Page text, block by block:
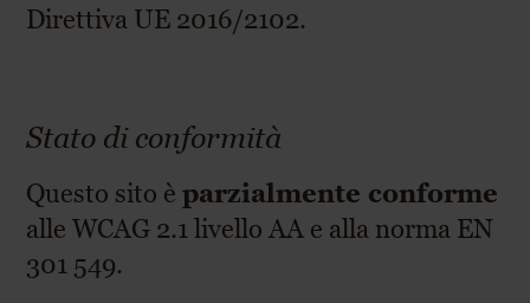
Direttiva UE 2016/2102.
Stato di conformità
Questo sito èparzialmente conforme
alle WCAG 2.1 livello AA e alla norma EN
301 549.